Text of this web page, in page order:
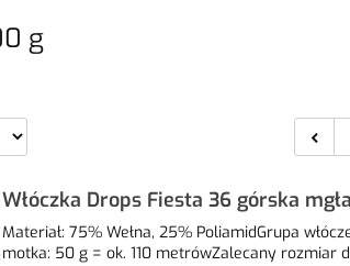
g
Włóczka Drops Fiesta 36 górska
poliamid
Materiał: 75% Wełna, 25% PoliamidGrupa
motka: 50 g = ok. 110 metrówZalecany rozmiar